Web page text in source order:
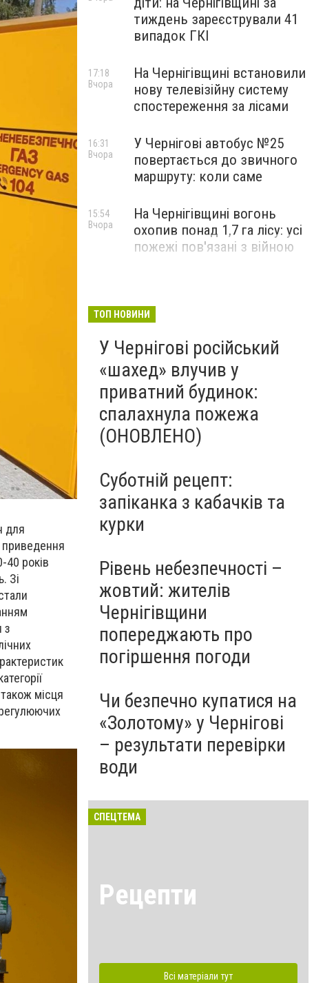
для
приведення
40 років
Зі
з
місця
тиждень зареєстрували 41
випадок ГКІ
На Чернігівщині встановили
нову телевізійну систему
спостереження за лісами
17:18
Вчора
У Чернігові автобус №25
повертається до звичного
маршруту: коли саме
16:31
Вчора
На Чернігівщині вогонь
охопив понад 1,7 га лісу: усі
пожежі пов'язані з війною
15:54
Вчора
ТОП НОВИНИ
У Чернігові російський
«шахед» влучив у
приватний будинок:
спалахнула пожежа
(ОНОВЛЕНО)
Суботній рецепт:
запіканка з кабачків та
курки
Рівень небезпечності –
жовтий: жителів
Чернігівщини
попереджають про
погіршення погоди
Чи безпечно купатися на
«Золотому» у Чернігові
– результати перевірки
води
СПЕЦТЕМА
Рецепти
Всі матеріали тут